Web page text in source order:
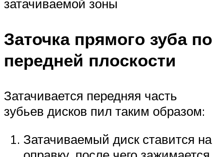
затачиваемой зоны
Заточка прямого зуба по
передней плоскости
Затачивается передняя часть
зубьев дисков пил таким образом:
Затачиваемый диск ставится на